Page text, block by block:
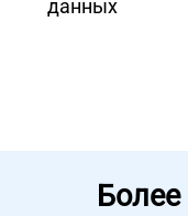
данных
Более